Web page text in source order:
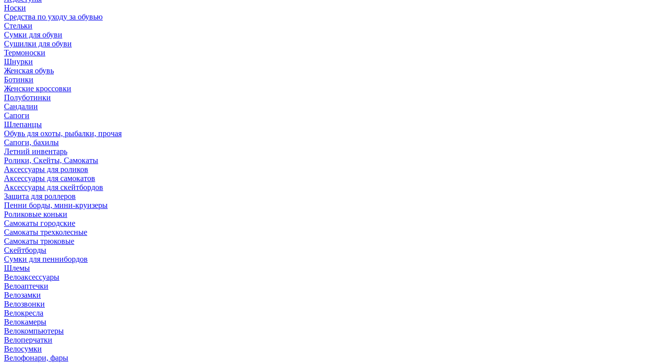
Носки
Средства по уходу за обувью
Стельки
Сумки для обуви
Сушилки для обуви
Термоноски
Шнурки
Женская обувь
Ботинки
Женские кроссовки
Полуботинки
Сандалии
Сапоги
Шлепанцы
Обувь для охоты, рыбалки, прочая
Сапоги, бахилы
Летний инвентарь
Ролики, Скейты, Самокаты
Аксессуары для роликов
Аксессуары для самокатов
Аксессуары для скейтбордов
Защита для роллеров
Пенни борды, мини-круизеры
Роликовые коньки
Самокаты городские
Самокаты трехколесные
Самокаты трюковые
Скейтборды
Сумки для пеннибордов
Шлемы
Велоаксессуары
Велоаптечки
Велозамки
Велозвонки
Велокресла
Велокамеры
Велокомпьютеры
Велоперчатки
Велосумки
Велофонари, фары